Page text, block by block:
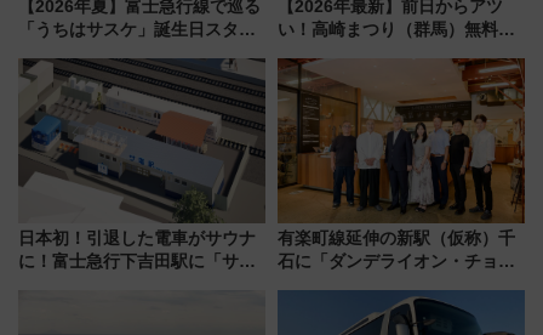
【2026年夏】富士急行線で巡る
「うちはサスケ」誕生日スタン
定グルメ＆グッズ徹底ガイド
【2026年最新】前日からアツ
い！高崎まつり（群馬）無料観
しまで
日本初！引退した電車がサウナ
に！富士急行下吉田駅に「サ電
有楽町線延伸の新駅（仮称）千
石に「ダンデライオン・チョコ
1億円出資で挑む新時代のまちづ
くりとは？